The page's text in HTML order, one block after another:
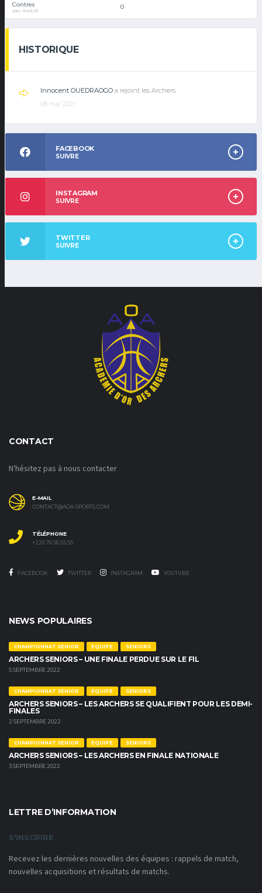
Contres
par match 0
HISTORIQUE
Innocent OUEDRAOGO a rejoint les Archers.
08 mai 2021
FACEBOOK
SUIVRE
INSTAGRAM
SUIVRE
TWITTER
SUIVRE
CONTACT
N'hésitez pas à nous contacter
E-MAIL
CONTACT@AOA-SPORTS.COM
TÉLÉPHONE
+226 76 56 55 55
FACEBOOK TWITTER INSTAGRAM YOUTUBE
NEWS POPULAIRES
CHAMPIONNAT SENIOR EQUIPE SENIORS
ARCHERS SENIORS – UNE FINALE PERDUE SUR LE FIL
5 SEPTEMBRE 2022
CHAMPIONNAT SENIOR EQUIPE SENIORS
ARCHERS SENIORS – LES ARCHERS SE QUALIFIENT POUR LES DEMI-
FINALES
2 SEPTEMBRE 2022
CHAMPIONNAT SENIOR EQUIPE SENIORS
ARCHERS SENIORS – LES ARCHERS EN FINALE NATIONALE
3 SEPTEMBRE 2022
LETTRE D’INFORMATION
S'INSCRIRE
Recevez les dernières nouvelles des équipes : rappels de match,
nouvelles acquisitions et résultats de matchs.